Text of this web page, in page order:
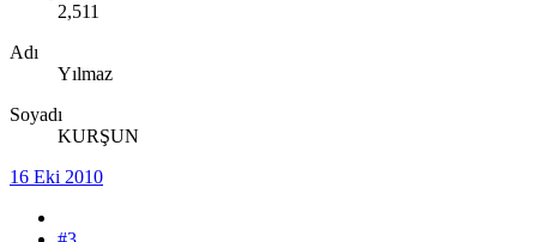
2,511
Adı
Yılmaz
Soyadı
KURŞUN
16 Eki 2010